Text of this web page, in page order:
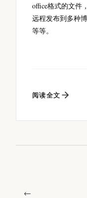
office格式的文件
远程发布到多种
等等。
阅读全文